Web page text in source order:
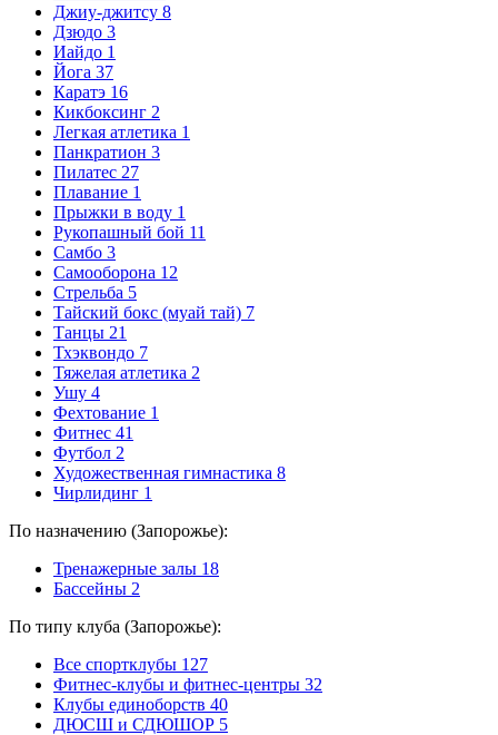
Джиу-джитсу 8
Дзюдо 3
Иайдо 1
Йога 37
Каратэ 16
Кикбоксинг 2
Легкая атлетика 1
Панкратион 3
Пилатес 27
Плавание 1
Прыжки в воду 1
Рукопашный бой 11
Самбо 3
Самооборона 12
Стрельба 5
Тайский бокс (муай тай) 7
Танцы 21
Тхэквондо 7
Тяжелая атлетика 2
Ушу 4
Фехтование 1
Фитнес 41
Футбол 2
Художественная гимнастика 8
Чирлидинг 1
По назначению (Запорожье):
Тренажерные залы 18
Бассейны 2
По типу клуба (Запорожье):
Все спортклубы 127
Фитнес-клубы и фитнес-центры 32
Клубы единоборств 40
ДЮСШ и СДЮШОР 5